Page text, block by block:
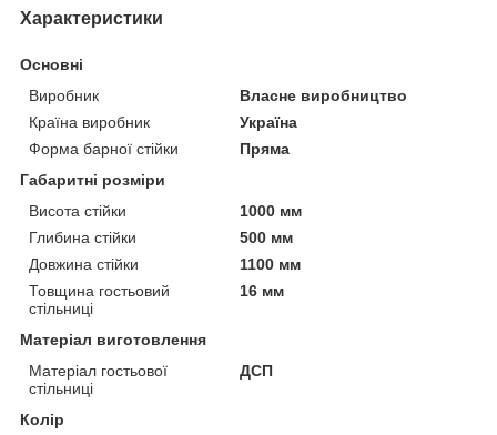
Характеристики
Основні
Виробник
Власне виробництво
Країна виробник
Україна
Форма барної стійки
Пряма
Габаритні розміри
Висота стійки
1000 мм
Глибина стійки
500 мм
Довжина стійки
1100 мм
Товщина гостьовий
стільниці
16 мм
Матеріал виготовлення
Матеріал гостьової
стільниці
ДСП
Колір